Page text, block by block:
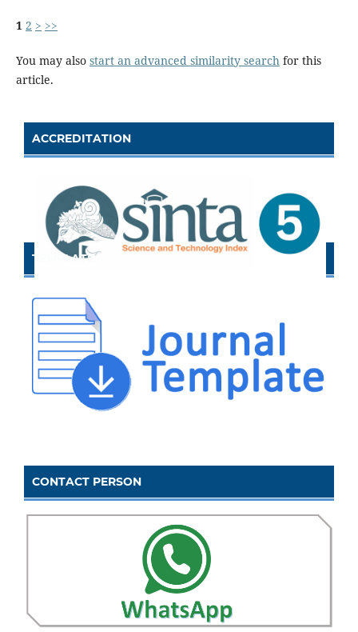
1 2 > >>
You may also start an advanced similarity search for this
article.
ACCREDITATION
TEMPLATE
CONTACT PERSON